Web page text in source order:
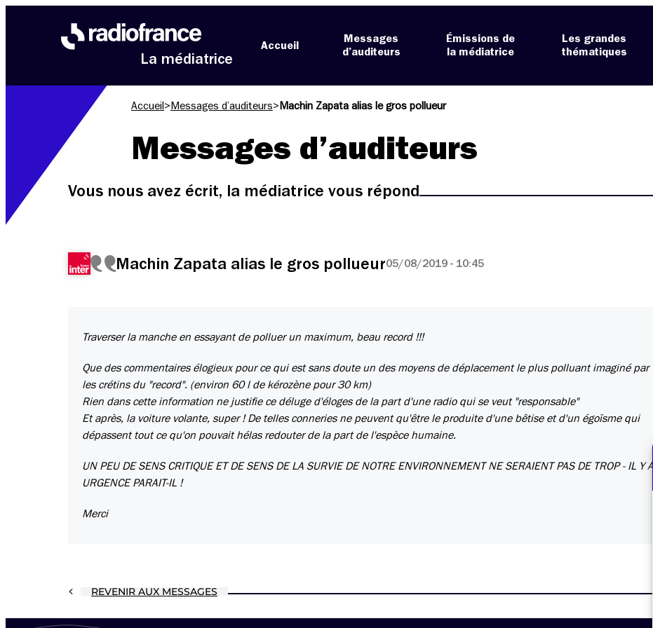
La médiatrice
Accueil
Messages
d’auditeurs
Émissions de
la médiatrice
Les grandes
thématiques
Accueil > Messages d’auditeurs> Machin Zapata alias le gros pollueur
Messages d’auditeurs
Vous nous avez écrit, la médiatrice vous répond
Machin Zapata alias le gros pollueur05/08/2019 - 10:45
Traverser la manche en essayant de polluer un maximum, beau record !!!
Que des commentaires élogieux pour ce qui est sans doute un des moyens de déplacement le plus polluant imaginé par
les crétins du "record". (environ 60 l de kérozène pour 30 km)
Rien dans cette information ne justifie ce déluge d'éloges de la part d'une radio qui se veut "responsable"
Et après, la voiture volante, super ! De telles conneries ne peuvent qu'être le produite d'une bêtise et d'un égoïsme qui
dépassent tout ce qu'on pouvait hélas redouter de la part de l'espèce humaine.
UN PEU DE SENS CRITIQUE ET DE SENS DE LA SURVIE DE NOTRE ENVIRONNEMENT NE SERAIENT PAS DE TROP - IL Y A
URGENCE PARAIT-IL !
Merci
REVENIR AUX MESSAGES